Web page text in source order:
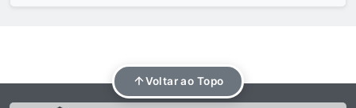
Voltar ao Topo